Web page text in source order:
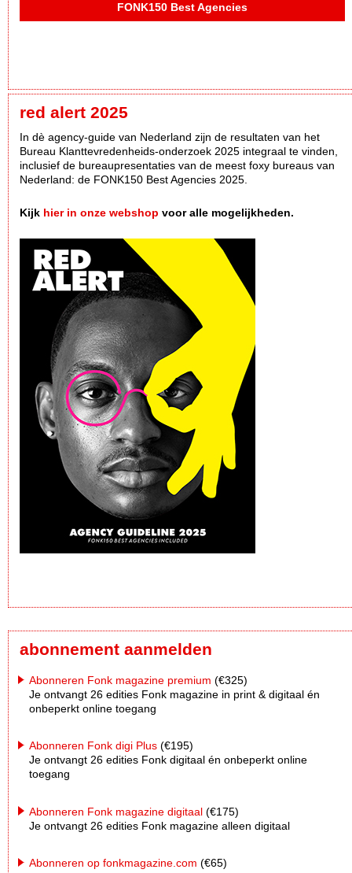
FONK150 Best Agencies
red alert 2025
In dè agency-guide van Nederland zijn de resultaten van het
Bureau Klanttevredenheids-onderzoek 2025 integraal te vinden,
inclusief de bureaupresentaties van de meest foxy bureaus van
Nederland: de FONK150 Best Agencies 2025.
Kijk hier in onze webshop voor alle mogelijkheden.
abonnement aanmelden
Abonneren Fonk magazine premium (€325)
Je ontvangt 26 edities Fonk magazine in print & digitaal én
onbeperkt online toegang
Abonneren Fonk digi Plus (€195)
Je ontvangt 26 edities Fonk digitaal én onbeperkt online
toegang
Abonneren Fonk magazine digitaal (€175)
Je ontvangt 26 edities Fonk magazine alleen digitaal
Abonneren op fonkmagazine.com (€65)